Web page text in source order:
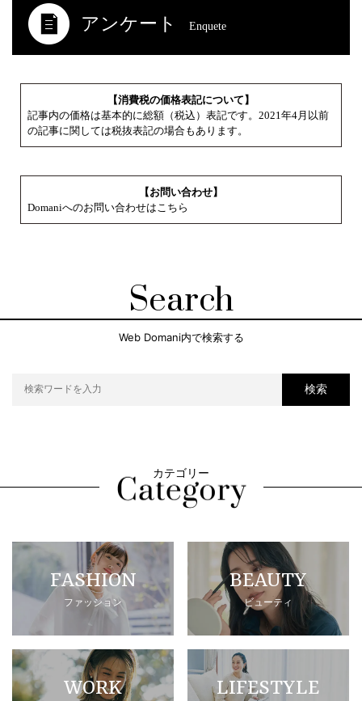
アンケート Enquete
【消費税の価格表記について】
記事内の価格は基本的に総額（税込）表記です。2021年4月以前
の記事に関しては税抜表記の場合もあります。
【お問い合わせ】
Domaniへのお問い合わせはこちら
Search
Web Domani内で検索する
検索
カテゴリー
FASHION
ファッション
BEAUTY
ビューティ
WORK LIFESTYLE